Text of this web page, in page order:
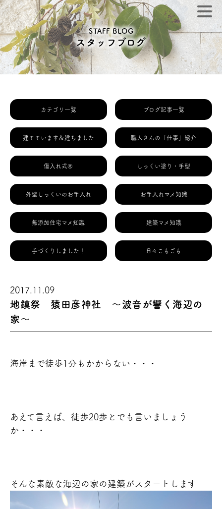
STAFF BLOG
スタッフブログ
カテゴリ一覧 ブログ記事一覧
建てています＆建ちました 職人さんの「仕事」紹介
傷入れ式® しっくい塗り・手型
外壁しっくいのお手入れ お手入れマメ知識
無添加住宅マメ知識 建築マメ知識
手づくりしました！ 日々こもごも
2017.11.09
地鎮祭 猿田彦神社 ～波音が響く海辺の
家～
海岸まで徒歩1分もかからない・・・
あえて言えば、徒歩20歩とでも言いましょう
か・・・
そんな素敵な海辺の家の建築がスタートします